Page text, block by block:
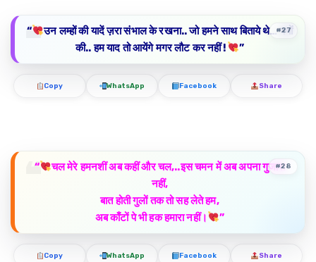
“ उन लम्हों की यादें ज़रा संभाल के रखना..जो हमने साथ बिताये थे…क्यों
की..हम याद तो आयेंगे मगर लौट कर नहीं! ”
#27
Copy WhatsApp Facebook Share
“
चल मेरे हमनशीं अब कहीं और चल,..इस चमन में अब अपना गुजारा
नहीं,
बात होती गुलों तक तो सह लेते हम,
अब काँटों पे भी हक हमारा नहीं।
”
#28
Copy WhatsApp Facebook Share